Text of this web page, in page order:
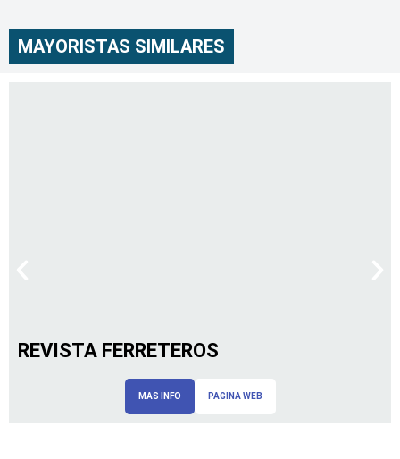
MAYORISTAS SIMILARES
REVISTA FERRETEROS
MAS INFO PAGINA WEB